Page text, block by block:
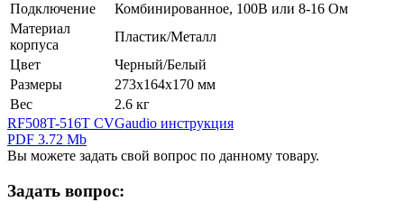
Подключение
Комбинированное, 100В или 8-16 Ом
Материал
корпуса
Пластик/Металл
Цвет
Черный/Белый
Размеры
273х164х170 мм
Вес
2.6 кг
RF508T-516T CVGaudio инструкция
PDF 3.72 Mb
Вы можете задать свой вопрос по данному товару.
Задать вопрос: